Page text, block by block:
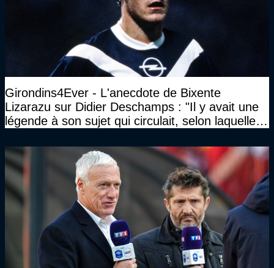
Girondins4Ever - L'anecdote de Bixente
Lizarazu sur Didier Deschamps : "Il y avait une
légende à son sujet qui circulait, selon laquelle il